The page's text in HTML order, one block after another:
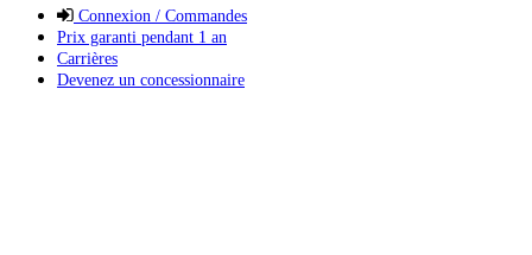
Connexion / Commandes
Prix garanti pendant 1 an
Carrières
Devenez un concessionnaire